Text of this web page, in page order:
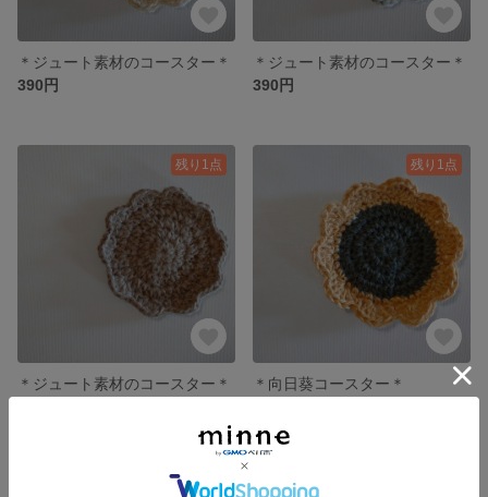
＊ジュート素材のコースター＊
390円
＊ジュート素材のコースター＊
390円
残り1点
＊ジュート素材のコースター＊
残り1点
＊向日葵コースター＊
残り1点